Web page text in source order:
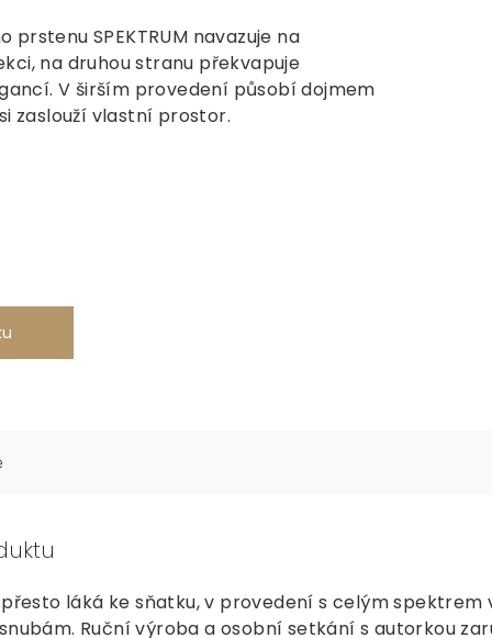
SPEKTRUM navazuje na
na druhou stranu překvapuje
V širším provedení působí dojmem
zaslouží vlastní prostor.
láká ke sňatku, v provedení s celým spektrem
Ruční výroba a osobní setkání s autorkou